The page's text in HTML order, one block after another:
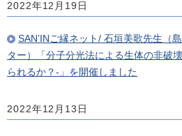
2022年12月19日
SAN’INご縁ネット/ 石垣美歌先生（
ター）「分子分光法による生体の非破
られるか？-」を開催しました
2022年12月13日